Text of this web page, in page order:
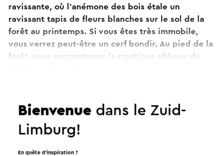
ravissante, où l'anémone des bois étale un
ravissant tapis de fleurs blanches sur le sol de la
forêt au printemps. Si vous êtes très immobile,
vous verrez peut-être un cerf bondir. Au pied de la
forêt, vous rencontrerez la mystique abbaye de
Ce texte a été traduit automatiquement à l'aide d'un service
de traduction en ligne.
Itinéraires dans les environs
Bienvenuedans le Zuid-
Limburg!
En quête d’inspiration ?